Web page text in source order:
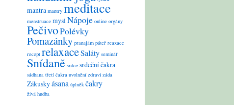
mantra mantry meditace
menstruace myslNápoje online orgány
PečivoPolévky
Pomazánky pranajám páteř reaxace
recept relaxaceSaláty seminář
Snídaně srdce srdeční čakra
sádhana třetí čakra uvolnění zdraví záda
Zákuskyásana úplněk čakry
živá hudba